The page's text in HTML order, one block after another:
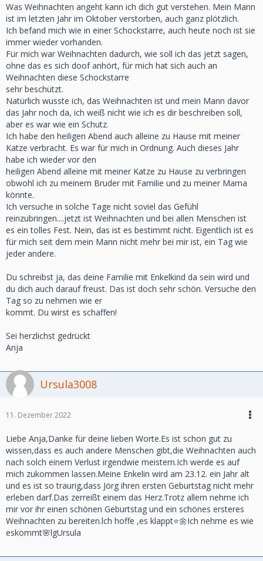
Was Weihnachten angeht kann ich dich gut verstehen. Mein Mann
ist im letzten Jahr im Oktober verstorben, auch ganz plötzlich.
Ich befand mich wie in einer Schockstarre, auch heute noch ist sie
immer wieder vorhanden.
Für mich war Weihnachten dadurch, wie soll ich das jetzt sagen,
ohne das es sich doof anhört, für mich hat sich auch an
Weihnachten diese Schockstarre
sehr beschützt.
Natürlich wusste ich, das Weihnachten ist und mein Mann davor
das Jahr noch da, ich weiß nicht wie ich es dir beschreiben soll,
aber es war wie ein Schutz.
Ich habe den heiligen Abend auch alleine zu Hause mit meiner
Katze verbracht. Es war für mich in Ordnung. Auch dieses Jahr
habe ich wieder vor den
heiligen Abend alleine mit meiner Katze zu Hause zu verbringen
obwohl ich zu meinem Bruder mit Familie und zu meiner Mama
könnte.
Ich versuche in solche Tage nicht soviel das Gefühl
reinzubringen....jetzt ist Weihnachten und bei allen Menschen ist
es ein tolles Fest. Nein, das ist es bestimmt nicht. Eigentlich ist es
für mich seit dem mein Mann nicht mehr bei mir ist, ein Tag wie
jeder andere.
Du schreibst ja, das deine Familie mit Enkelkind da sein wird und
du dich auch darauf freust. Das ist doch sehr schön. Versuche den
Tag so zu nehmen wie er
kommt. Du wirst es schaffen!
Sei herzlichst gedrückt
Anja
Ursula3008
11. Dezember 2022
Liebe Anja,Danke für deine lieben Worte.Es ist schon gut zu
wissen,dass es auch andere Menschen gibt,die Weihnachten auch
nach solch einem Verlust irgendwie meistern.Ich werde es auf
mich zukommen lassen.Meine Enkelin wird am 23.12. ein Jahr alt
und es ist so traurig,dass Jörg ihren ersten Geburtstag nicht mehr
erleben darf.Das zerreißt einem das Herz.Trotz allem nehme ich
mir vor ihr einen schönen Geburtstag und ein schönes ersteres
Weihnachten zu bereiten.lch hoffe ,es klappt⭐️🌼Ich nehme es wie
eskommt🌸lgUrsula